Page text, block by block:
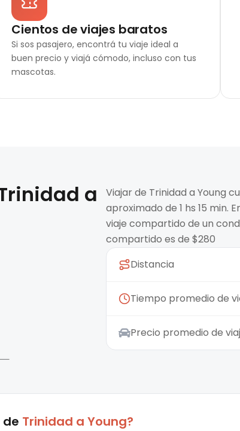
Cientos de viajes baratos
Si sos pasajero, encontrá tu viaje ideal a
buen precio y viajá cómodo, incluso con tus
mascotas.
a
Viajar de Trinidad a Young
aproximado de 1 hs 15 min.
viaje compartido de un
compartido es de $280
Distancia
Tiempo promedio de
Precio promedio de
de Trinidad a Young?